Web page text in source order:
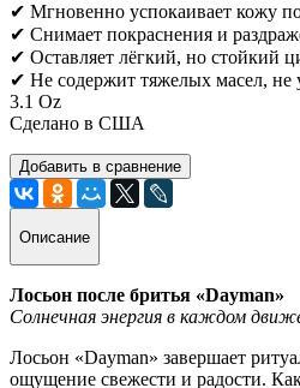
✔ Мгновенно успокаивает кожу
✔ Снимает покраснения и
✔ Оставляет лёгкий, но стойкий
✔ Не содержит тяжелых масел, не
3.1 Oz
Сделано в США
Добавить в сравнение
Описание
Лосьон после бритья «Dayman»
Солнечная энергия в каждом
Лосьон «Dayman» завершает
ощущение свежести и радости.